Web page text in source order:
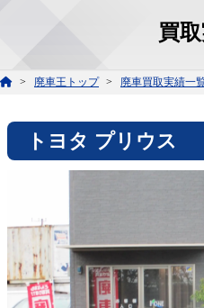
買
廃車王トップ 廃車買取実績一
トヨタ プリウス